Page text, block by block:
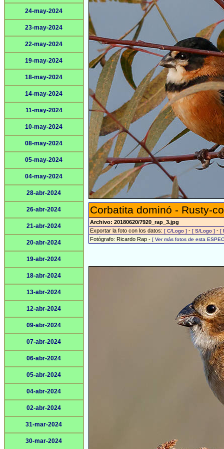
24-may-2024
23-may-2024
22-may-2024
19-may-2024
18-may-2024
14-may-2024
11-may-2024
10-may-2024
08-may-2024
05-may-2024
04-may-2024
28-abr-2024
26-abr-2024
21-abr-2024
20-abr-2024
19-abr-2024
18-abr-2024
13-abr-2024
12-abr-2024
09-abr-2024
07-abr-2024
06-abr-2024
05-abr-2024
04-abr-2024
02-abr-2024
31-mar-2024
30-mar-2024
Corbatita dominó - Rusty-
Archivo: 20180620/7920_rap_3.jpg
Exportar la foto con los datos: [ C/Logo ] - [ S/Logo ] - [
Fotógrafo: Ricardo Rap - [ Ver más fotos de esta